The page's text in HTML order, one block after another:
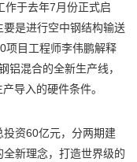
作于去年7月份正式启
是进行空中钢结构输送
项目工程师李伟鹏解释
铝混合的全新生产线，
导入的硬件条件。
资60亿元，分两期建
新理念，打造世界级的